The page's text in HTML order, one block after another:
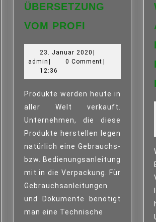
ÜBERSETZUNG
VOM PROFI
VOM
PROFI
23. Januar 2020 23.
Januar
admin admin0 Comment
12:36
Produkte werden heute in
aller Welt verkauft.
Unternehmen, die diese
Produkte herstellen legen
natürlich eine Gebrauchs-
bzw. Bedienungsanleitung
mit in die Verpackung. Für
Gebrauchsanleitungen
und Dokumente benötigt
man eine Technische